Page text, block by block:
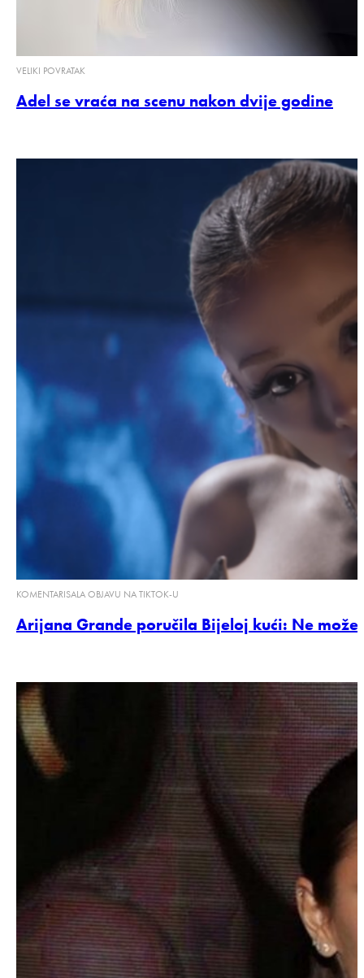
VELIKI POVRATAK
Adel se vraća na scenu nakon dvije godine
KOMENTARISALA OBJAVU NA TIKTOK-U
Arijana Grande poručila Bijeloj kući: Ne